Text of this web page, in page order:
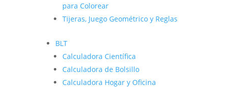
para Colorear
Tijeras, Juego Geométrico y Reglas
BLT
Calculadora Científica
Calculadora de Bolsillo
Calculadora Hogar y Oficina